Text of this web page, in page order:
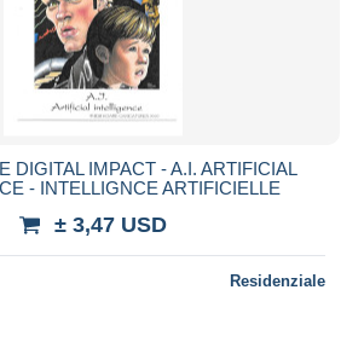
DIGITAL IMPACT - A.I. ARTIFICIAL
- INTELLIGNCE ARTIFICIELLE
± 3,47 USD
Residenziale